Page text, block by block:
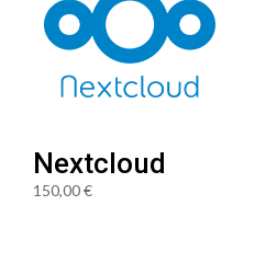
son
Nextcloud
150,00€